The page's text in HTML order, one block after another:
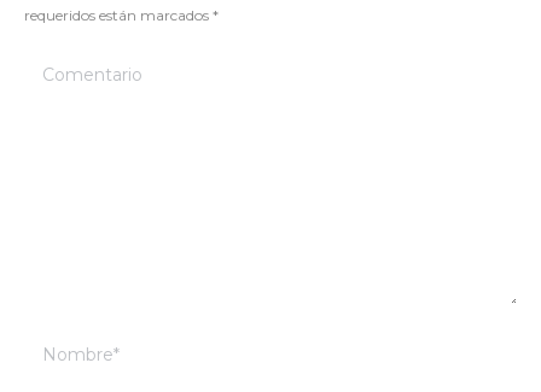
requeridos están marcados *
Comentario
Nombre *